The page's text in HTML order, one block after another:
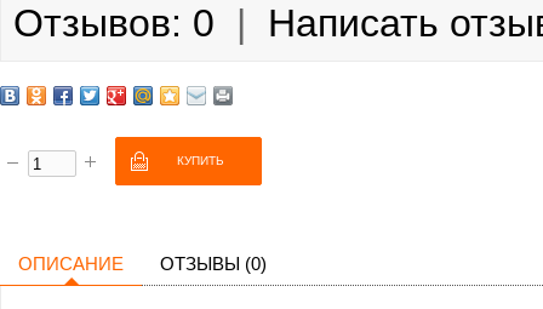
Отзывов: 0 | Написать
ОПИСАНИЕ ОТЗЫВЫ (0)